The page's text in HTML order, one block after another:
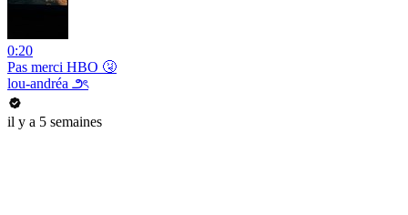
0:20
Pas merci HBO 🤧
lou-andréa ౨ৎ
il y a 5 semaines